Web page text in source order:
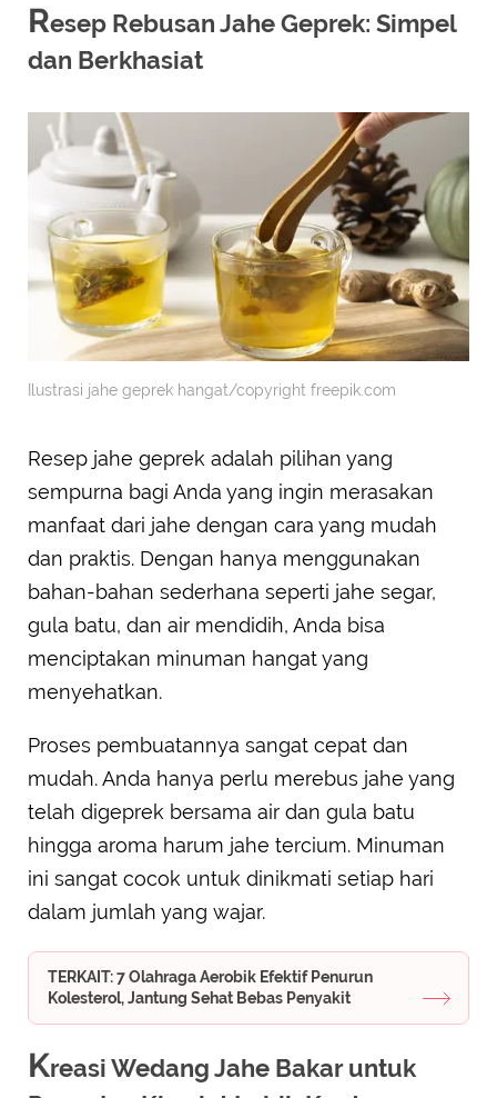
Resep Rebusan Jahe Geprek: Simpel
dan Berkhasiat
Ilustrasi jahe geprek hangat/copyright freepik.com
Resep jahe geprek adalah pilihan yang
sempurna bagi Anda yang ingin merasakan
manfaat dari jahe dengan cara yang mudah
dan praktis. Dengan hanya menggunakan
bahan-bahan sederhana seperti jahe segar,
gula batu, dan air mendidih, Anda bisa
menciptakan minuman hangat yang
menyehatkan.
Proses pembuatannya sangat cepat dan
mudah. Anda hanya perlu merebus jahe yang
telah digeprek bersama air dan gula batu
hingga aroma harum jahe tercium. Minuman
ini sangat cocok untuk dinikmati setiap hari
dalam jumlah yang wajar.
TERKAIT: 7 Olahraga Aerobik Efektif Penurun
Kolesterol, Jantung Sehat Bebas Penyakit
Kreasi Wedang Jahe Bakar untuk